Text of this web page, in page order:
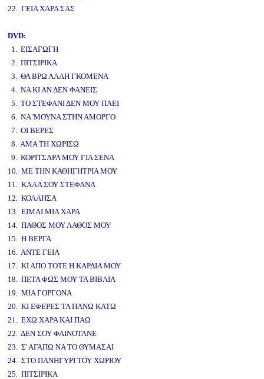
22. ΓΕΙΑ ΧΑΡΑ ΣΑΣ
DVD:
1. ΕΙΣΑΓΩΓΗ
2. ΠΙΤΣΙΡΙΚΑ
3. ΘΑ ΒΡΩ ΑΛΛΗ ΓΚΟΜΕΝΑ
4. ΝΑ ΚΙ ΑΝ ΔΕΝ ΦΑΝΕΙΣ
5. ΤΟ ΣΤΕΦΑΝΙ ΔΕΝ ΜΟΥ ΠΑΕΙ
6. ΝΑ 'ΜΟΥΝΑ ΣΤΗΝ ΑΜΟΡΓΟ
7. ΟΙ ΒΕΡΕΣ
8. ΑΜΑ ΤΗ ΧΩΡΙΣΩ
9. ΚΟΡΙΤΣΑΡΑ ΜΟΥ ΓΙΑ ΣΕΝΑ
10. ΜΕ ΤΗΝ ΚΑΘΗΓΗΤΡΙΑ ΜΟΥ
11. ΚΑΛΑ ΣΟΥ ΣΤΕΦΑΝΑ
12. ΚΟΛΛΗΣΑ
13. ΕΙΜΑΙ ΜΙΑ ΧΑΡΑ
14. ΠΑΘΟΣ ΜΟΥ ΛΑΘΟΣ ΜΟΥ
15. Η ΒΕΡΓΑ
16. ΑΝΤΕ ΓΕΙΑ
17. ΚΙ ΑΠΟ ΤΟΤΕ Η ΚΑΡΔΙΑ ΜΟΥ
18. ΠΕΤΑ ΦΩΣ ΜΟΥ ΤΑ ΒΙΒΛΙΑ
19. ΜΙΑ ΓΟΡΓΟΝΑ
20. ΚΙ ΕΦΕΡΕΣ ΤΑ ΠΑΝΩ ΚΑΤΩ
21. ΕΧΩ ΧΑΡΑ ΚΑΙ ΠΑΩ
22. ΔΕΝ ΣΟΥ ΦΑΙΝΟΤΑΝΕ
23. Σ' ΑΓΑΠΩ ΝΑ ΤΟ ΘΥΜΑΣΑΙ
24. ΣΤΟ ΠΑΝΗΓΥΡΙ ΤΟΥ ΧΩΡΙΟΥ
25. ΠΙΤΣΙΡΙΚΑ